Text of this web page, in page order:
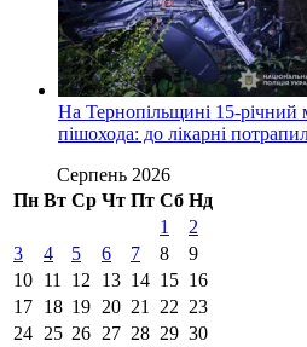
На Тернопільщині 15-річний
пішохода: до лікарні
Серпень 2026
Пн Вт Ср Чт Пт Сб Нд
1
2
3
4 5 6 7 8
9
10 11 12 13 14 15 16
17 18 19 20 21 22 23
24 25 26 27 28 29 30